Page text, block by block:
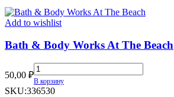
Add to wishlist
Bath & Body Works At The Beach
50,00 ₽
Bath
&
Body
В корзину
SKU:336530